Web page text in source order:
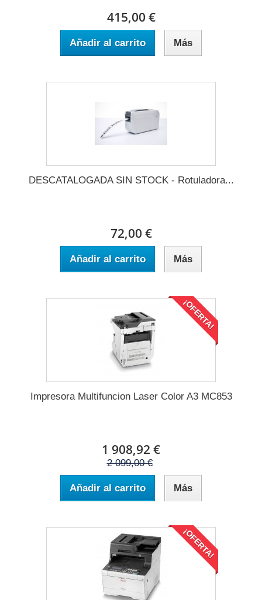
415,00 €
Añadir al carrito Más
DESCATALOGADA SIN STOCK - Rotuladora...
72,00 €
Añadir al carrito Más
¡OFERTA!
Impresora Multifuncion Laser Color A3 MC853
1 908,92 €
2 099,00 €
Añadir al carrito Más
¡OFERTA!